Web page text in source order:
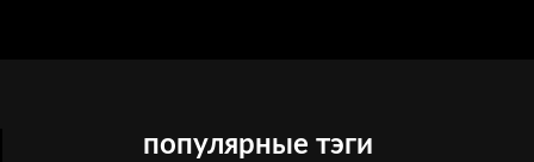
популярные тэги